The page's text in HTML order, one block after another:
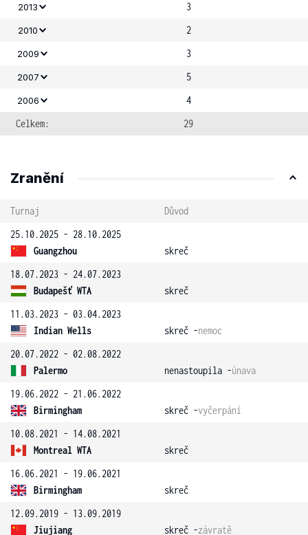
2013 3
2010 2
2009 3
2007 5
2006
4
Celkem:
29
Zranění
Turnaj
Důvod
25.10.2025 - 28.10.2025
Guangzhou
skreč
18.07.2023 - 24.07.2023
Budapešť WTA
skreč
11.03.2023 - 03.04.2023
Indian Wells
skreč -nemoc
20.07.2022 - 02.08.2022
Palermo
nenastoupila -únava
19.06.2022 - 21.06.2022
Birmingham
skreč -vyčerpání
10.08.2021 - 14.08.2021
Montreal WTA
skreč
16.06.2021 - 19.06.2021
Birmingham
skreč
12.09.2019 - 13.09.2019
Jiujiang
skreč -závratě